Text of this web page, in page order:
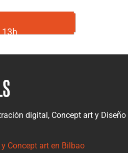
13h
digital, Concept art y Diseño
Concept art en Bilbao